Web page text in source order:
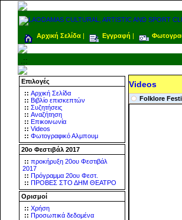
Αρχική Σελίδα | Εγγραφή |
.::
Επιλογές
:: Αρχική Σελίδα
:: Βιβλίο επισκεπτών
:: Συζητήσεις
:: Αναζήτηση
:: Επικοινωνία
:: Videos
:: Φωτογραφικό Αλμπουμ
20ο Φεστιβάλ 2017
:: προκήρυξη 20ου Φεστιβάλ
2017
:: Πρόγραμμα 20ου Φεστ.
:: ΠΡΟΒΕΣ ΣΤΟ ΔΗΜ ΘΕΑΤΡΟ
Ορισμοί
:: Χρήση
:: Προσωπικά δεδομένα
Videos
Folklore